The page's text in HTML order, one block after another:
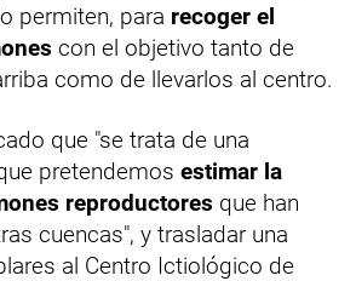
permiten, para recoger el
con el objetivo tanto de
como de llevarlos al centro.
que "se trata de una
pretendemos estimar la
reproductores que han
cuencas", y trasladar una
al Centro Ictiológico de